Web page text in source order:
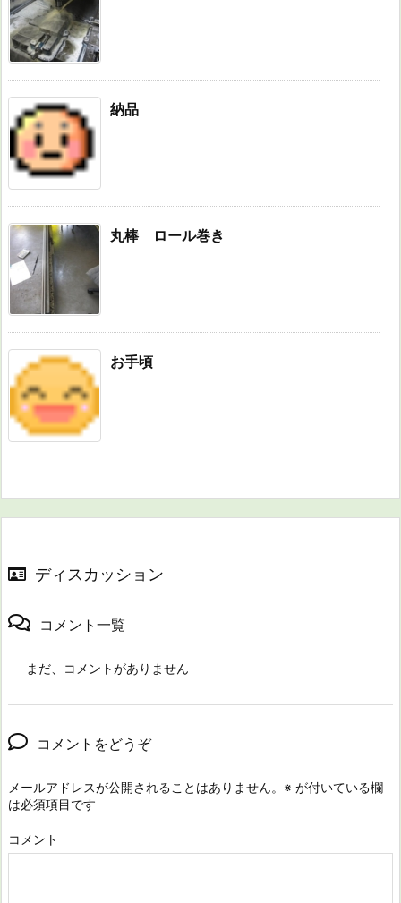
納品
丸棒 ロール巻き
お手頃
ディスカッション
コメント一覧
まだ、コメントがありません
コメントをどうぞ
メールアドレスが公開されることはありません。 ※ が付いている欄
は必須項目です
コメント